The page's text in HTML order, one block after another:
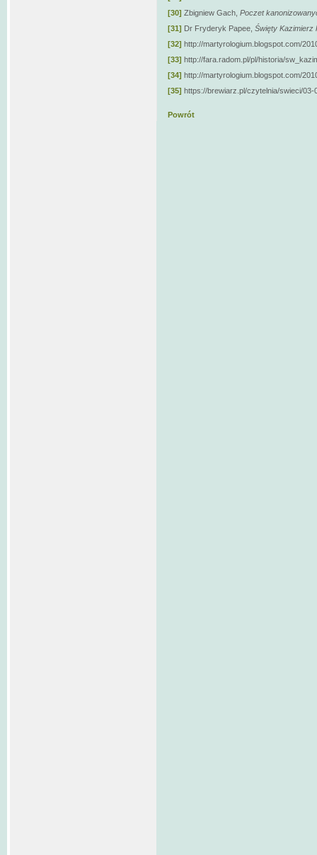
[30] Zbigniew Gach, Poczet
[31] Dr Fryderyk Papee, Święty Kazimierz
[32] http://martyrologium.blogspot.com/
[33] http://fara.radom.pl/pl/historia/
[34] http://martyrologium.blogspot.com/
[35] https://brewiarz.pl/czytelnia/swieci/03-
Powrót